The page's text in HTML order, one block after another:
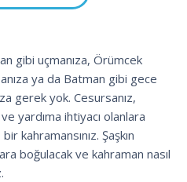
gibi uçmanıza, Örümcek
ya da Batman gibi gece
gerek yok. Cesursanız,
yardıma ihtiyacı olanlara
kahramansınız. Şaşkın
boğulacak ve kahraman nasıl